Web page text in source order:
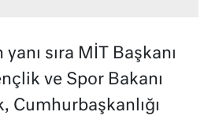
yanı sıra MİT Başkanı
ve Spor Bakanı
Cumhurbaşkanlığı